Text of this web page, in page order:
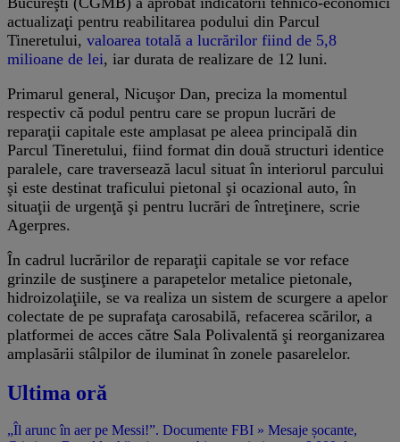
actualizaţi pentru reabilitarea podului din Parcul
Tineretului, valoarea totală a lucrărilor fiind de 5,8
milioane de lei, iar durata de realizare de 12 luni.
Primarul general, Nicuşor Dan, preciza la momentul
respectiv că podul pentru care se propun lucrări de
reparaţii capitale este amplasat pe aleea principală din
Parcul Tineretului, fiind format din două structuri identice
paralele, care traversează lacul situat în interiorul parcului
şi este destinat traficului pietonal şi ocazional auto, în
situaţii de urgenţă şi pentru lucrări de întreţinere, scrie
Agerpres.
În cadrul lucrărilor de reparaţii capitale se vor reface
grinzile de susţinere a parapetelor metalice pietonale,
hidroizolaţiile, se va realiza un sistem de scurgere a apelor
colectate de pe suprafaţa carosabilă, refacerea scărilor, a
platformei de acces către Sala Polivalentă şi reorganizarea
amplasării stâlpilor de iluminat în zonele pasarelelor.
Ultima oră
„Îl arunc în aer pe Messi!”. Documente FBI » Mesaje șocante,